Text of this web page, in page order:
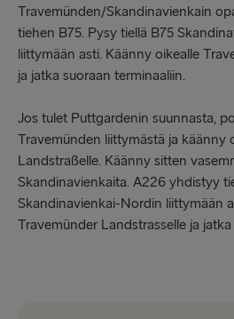
Travemünden/Skandinavienkain
tiehen B75. Pysy tiellä B75
liittymään asti. Käänny oikealle
ja jatka suoraan terminaaliin.
Jos tulet Puttgardenin suunnasta,
Travemünden liittymästä ja käänny
Landstraßelle. Käänny sitten
Skandinavienkaita. A226 yhdistyy
Skandinavienkai-Nordin liittymään
Travemünder Landstrasselle ja